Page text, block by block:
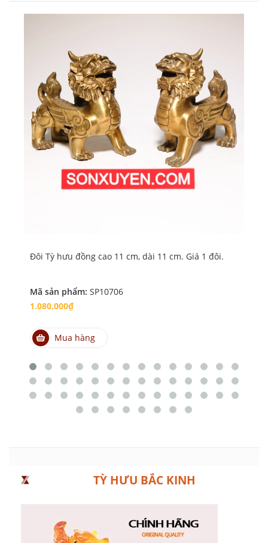
Đôi Tỳ hưu đồng cao 11 cm, dài 11 cm. Giá 1 đôi.
Mã sản phẩm: SP10706
1.080.000₫
Mua hàng
TỲ HƯU BẮC KINH